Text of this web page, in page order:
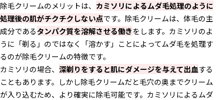
除毛クリームのメリットは、 カミソリによるムダ毛処理のように
処理後の肌がチクチクしない点です。除毛クリームは、体毛の主
成分であるタンパク質を溶解させる働きをします。カミソリのよ
うに「剃る」のではなく「溶かす」ことによってムダ毛を処理す
るのが除毛クリームの特徴です。
カミソリの場合、 深剃りをすると肌にダメージを与えて出血する
こともあります。しかし除毛クリームだと毛穴の奥までクリーム
が入り込むため、より確実に除毛可能です。カミソリによるムダ